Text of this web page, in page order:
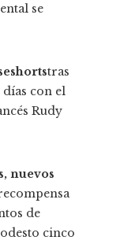
se
tras
con el
Rudy
nuevos
de
cinco